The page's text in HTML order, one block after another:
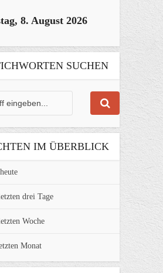
8. August 2026
SUCHEN
IM ÜBERBLICK
drei Tage
Woche
Monat